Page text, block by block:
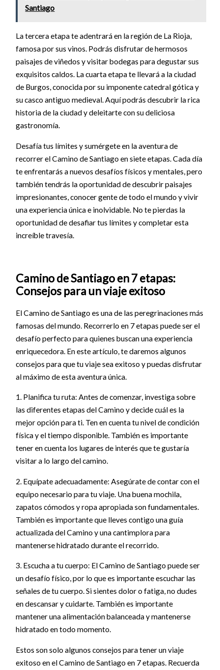
Santiago
La tercera etapa te adentrará en la región de La Rioja,
famosa por sus vinos. Podrás disfrutar de hermosos
paisajes de viñedos y visitar bodegas para degustar sus
exquisitos caldos. La cuarta etapa te llevará a la ciudad
de Burgos, conocida por su imponente catedral gótica y
su casco antiguo medieval. Aquí podrás descubrir la rica
historia de la ciudad y deleitarte con su deliciosa
gastronomía.
Desafía tus límites y sumérgete en la aventura de
recorrer el Camino de Santiago en siete etapas. Cada día
te enfrentarás a nuevos desafíos físicos y mentales, pero
también tendrás la oportunidad de descubrir paisajes
impresionantes, conocer gente de todo el mundo y vivir
una experiencia única e inolvidable. No te pierdas la
oportunidad de desafiar tus límites y completar esta
increíble travesía.
Camino de Santiago en 7 etapas:
Consejos para un viaje exitoso
El Camino de Santiago es una de las peregrinaciones más
famosas del mundo. Recorrerlo en 7 etapas puede ser el
desafío perfecto para quienes buscan una experiencia
enriquecedora. En este artículo, te daremos algunos
consejos para que tu viaje sea exitoso y puedas disfrutar
al máximo de esta aventura única.
1. Planifica tu ruta: Antes de comenzar, investiga sobre
las diferentes etapas del Camino y decide cuál es la
mejor opción para ti. Ten en cuenta tu nivel de condición
física y el tiempo disponible. También es importante
tener en cuenta los lugares de interés que te gustaría
visitar a lo largo del camino.
2. Equípate adecuadamente: Asegúrate de contar con el
equipo necesario para tu viaje. Una buena mochila,
zapatos cómodos y ropa apropiada son fundamentales.
También es importante que lleves contigo una guía
actualizada del Camino y una cantimplora para
mantenerse hidratado durante el recorrido.
3. Escucha a tu cuerpo: El Camino de Santiago puede ser
un desafío físico, por lo que es importante escuchar las
señales de tu cuerpo. Si sientes dolor o fatiga, no dudes
en descansar y cuidarte. También es importante
mantener una alimentación balanceada y mantenerse
hidratado en todo momento.
Estos son solo algunos consejos para tener un viaje
exitoso en el Camino de Santiago en 7 etapas. Recuerda